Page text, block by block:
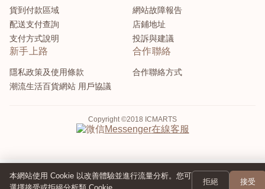
貨到付款區域
配送支付查詢
支付方式說明
網站故障報告
店鋪地址
投訴與建議
新手上路
隱私政策及使用條款
潮流生活百貨網站 用戶協議
合作聯絡
合作聯絡方式
Copyright ©2018 ICMARTS
Messenger在線客服
本網站使用 Cookie 以改善體驗並進行流量分析。您可
拒絕 接受